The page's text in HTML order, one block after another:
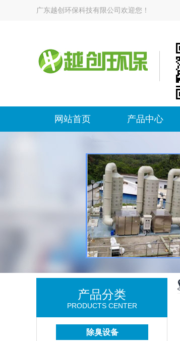
广东越创环保科技有限公司欢迎您！
网站首页 产品中心
产品分类
PRODUCTS CENTER
除臭设备